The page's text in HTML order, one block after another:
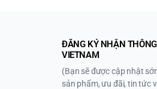
ĐĂNG KÝ NHẬN
VIETNAM
(Bạn sẽ được cập nhật
sản phẩm, ưu đãi, tin tức